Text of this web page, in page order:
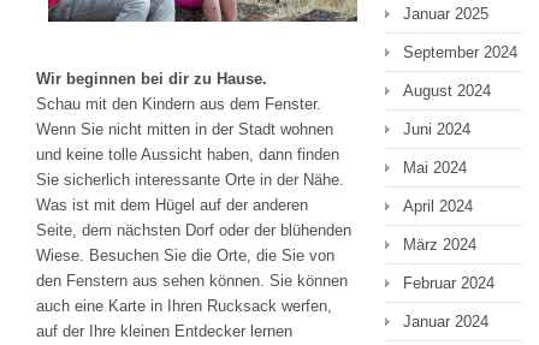
Wir beginnen bei dir zu Hause.
Schau mit den Kindern aus dem Fenster.
Wenn Sie nicht mitten in der Stadt wohnen
und keine tolle Aussicht haben, dann finden
Sie sicherlich interessante Orte in der Nähe.
Was ist mit dem Hügel auf der anderen
Seite, dem nächsten Dorf oder der blühenden
Wiese. Besuchen Sie die Orte, die Sie von
den Fenstern aus sehen können. Sie können
auch eine Karte in Ihren Rucksack werfen,
auf der Ihre kleinen Entdecker lernen
Januar 2025
September 2024
August 2024
Juni 2024
Mai 2024
April 2024
März 2024
Februar 2024
Januar 2024